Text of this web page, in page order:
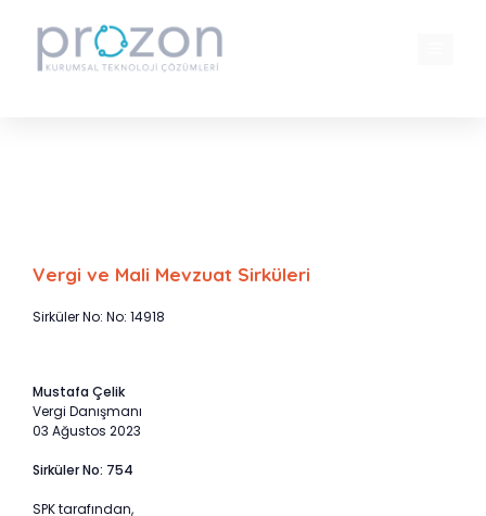
Vergi ve Mali Mevzuat Sirküleri
Sirküler No: No: 14918
Mustafa Çelik
Vergi Danışmanı
03 Ağustos 2023
Sirküler No: 754
SPK tarafından,